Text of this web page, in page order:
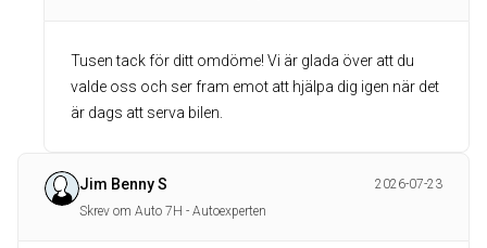
Tusen tack för ditt omdöme! Vi är glada över att du
valde oss och ser fram emot att hjälpa dig igen när det
är dags att serva bilen.
Jim Benny S
2026-07-23
Skrev om Auto 7H - Autoexperten